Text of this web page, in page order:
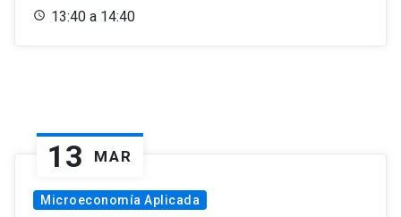
13:40 a 14:40
13 MAR
Microeconomía Aplicada